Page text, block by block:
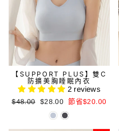
【SUPPORT PLUS】雙C
防擴美胸睡眠內衣
2 reviews
正
$48.00
減
$28.00 節省$20.00